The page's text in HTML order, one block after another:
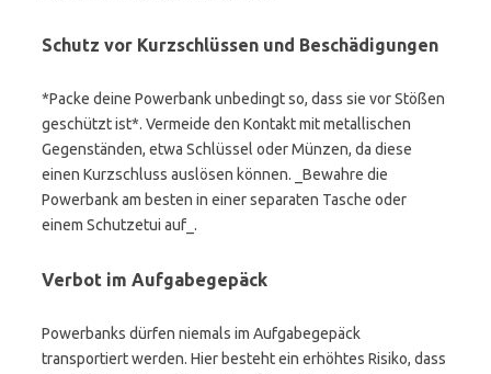
Schutz vor Kurzschlüssen und Beschädigungen
*Packe deine Powerbank unbedingt so, dass sie vor Stößen
geschützt ist*. Vermeide den Kontakt mit metallischen
Gegenständen, etwa Schlüssel oder Münzen, da diese
einen Kurzschluss auslösen können. _Bewahre die
Powerbank am besten in einer separaten Tasche oder
einem Schutzetui auf_.
Verbot im Aufgabegepäck
Powerbanks dürfen niemals im Aufgabegepäck
transportiert werden. Hier besteht ein erhöhtes Risiko, dass